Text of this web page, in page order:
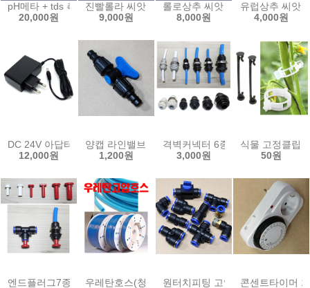
pH메타 + tds 측정기 휴대용 수질 산도 pH 측정기 테스터기 EC 수족
20,000원
진빨롤라 씨앗 6000립 유럽 상추 쌈채소 샐러드 씨앗
9,000원
롤로상추 씨앗 6000립 유럽상추
8,000원
유럽상추 씨앗
4,000원
DC 24V 아답터 1A 벽걸이형 어댑터 1000mA adapter (smps)
12,000원
양캡 라인밸브 13mm 점적호스 점적 테이프 LD연질
1,200원
격벽커넥터 6종 벌크헤드 커넥터
3,000원
식물 고정클립
50원
엔드플러그7종/피팅마개 원터치피팅마개 정수기피팅마개
우레탄호스(청색)/우레탄고압호스(투명)/에어호스/
원터치피팅 고압 공압밸브 우레
콘센트타이머